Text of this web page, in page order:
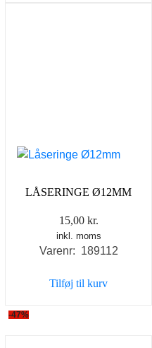
LÅSERINGE Ø12MM
15,00 kr.
inkl. moms
Varenr: 189112
Tilføj til kurv
-47%